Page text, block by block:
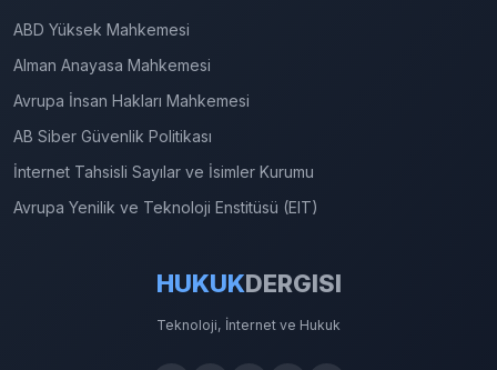
ABD Yüksek Mahkemesi
Alman Anayasa Mahkemesi
Avrupa İnsan Hakları Mahkemesi
AB Siber Güvenlik Politikası
İnternet Tahsisli Sayılar ve İsimler Kurumu
Avrupa Yenilik ve Teknoloji Enstitüsü (EIT)
HUKUKDERGISI
Teknoloji, İnternet ve Hukuk